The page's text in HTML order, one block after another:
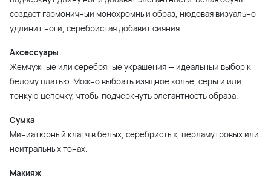
создаст гармоничный монохромный образ, нюдовая визуально
удлинит ноги, серебристая добавит сияния.
Аксессуары
Жемчужные или серебряные украшения — идеальный выбор к
белому платью. Можно выбрать изящное колье, серьги или
тонкую цепочку, чтобы подчеркнуть элегантность образа.
Сумка
Миниатюрный клатч в белых, серебристых, перламутровых или
нейтральных тонах.
Макияж